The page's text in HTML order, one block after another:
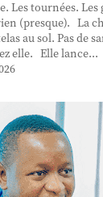
Les tournées. Les
(presque). La
au sol. Pas de
elle. Elle lance...